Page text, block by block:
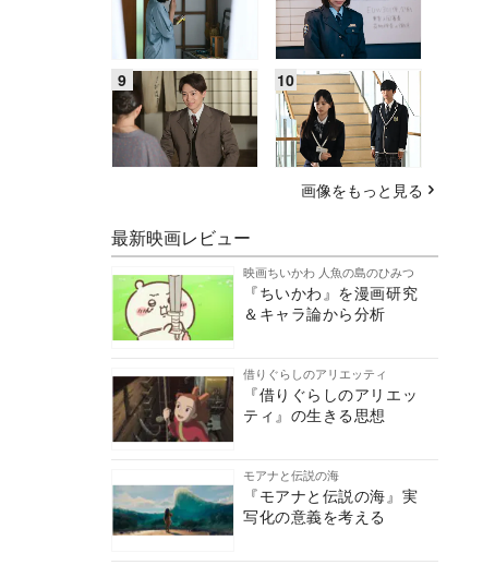
画像をもっと見る
最新映画レビュー
映画ちいかわ 人魚の島のひみつ
『ちいかわ』を漫画研究
＆キャラ論から分析
借りぐらしのアリエッティ
『借りぐらしのアリエッ
ティ』の生きる思想
モアナと伝説の海
『モアナと伝説の海』実
写化の意義を考える